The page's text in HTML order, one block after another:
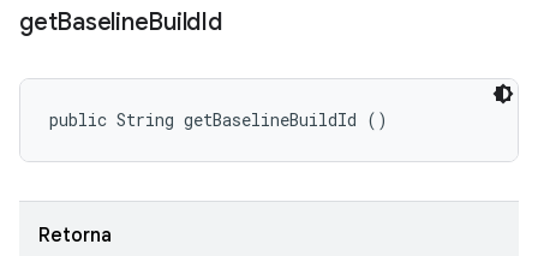
getBaselineBuildId
public String getBaselineBuildId ()
Retorna